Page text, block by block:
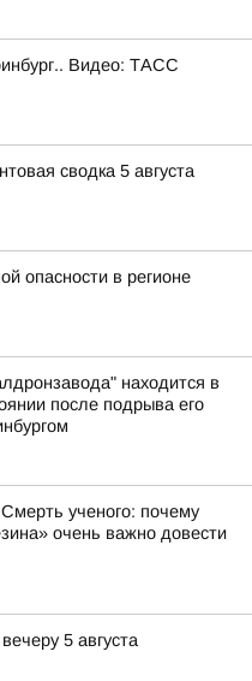
Видео: ТАСС
сводка 5 августа
опасности в регионе
находится в
после подрыва его
ученого: почему
очень важно довести
5 августа